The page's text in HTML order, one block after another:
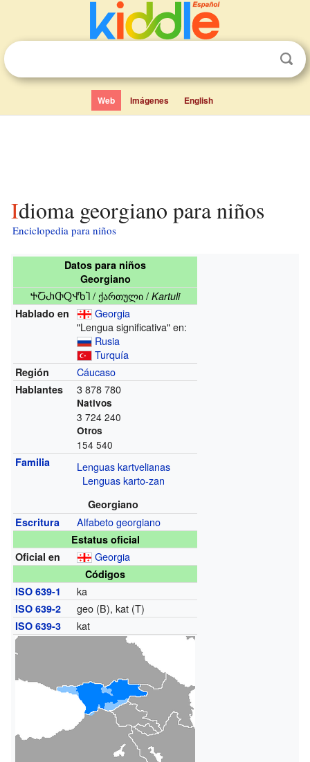
Web Imágenes English
Idioma georgiano para niños
Enciclopedia para niños
Datos para niños
Georgiano
ႵႠႰႧႭჃႪႨ / ქართული /Kartuli
Hablado en
Georgia
"Lengua significativa" en:
Rusia
Turquía
Región Cáucaso
Hablantes 3 878 780
Nativos
3 724 240
Otros
154 540
Familia
Lenguas kartvelianas
Lenguas karto-zan
Georgiano
Escritura
Alfabeto georgiano
Estatus oficial
Oficial en
Georgia
Códigos
ISO 639-1
ka
ISO 639-2 geo (B), kat (T)
ISO 639-3 kat